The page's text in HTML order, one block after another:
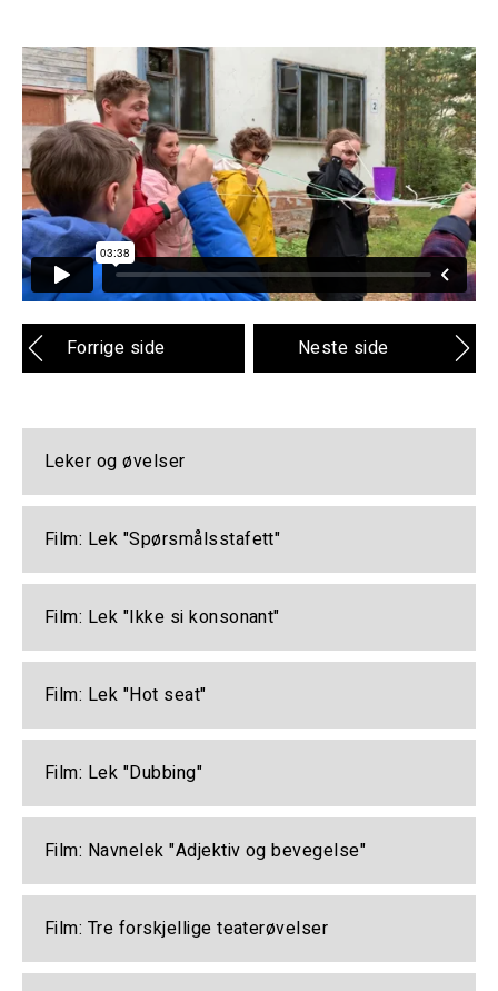
Forrige side Neste side
Leker og øvelser
Film: Lek "Spørsmålsstafett"
Film: Lek "Ikke si konsonant"
Film: Lek "Hot seat"
Film: Lek "Dubbing"
Film: Navnelek "Adjektiv og bevegelse"
Film: Tre forskjellige teaterøvelser